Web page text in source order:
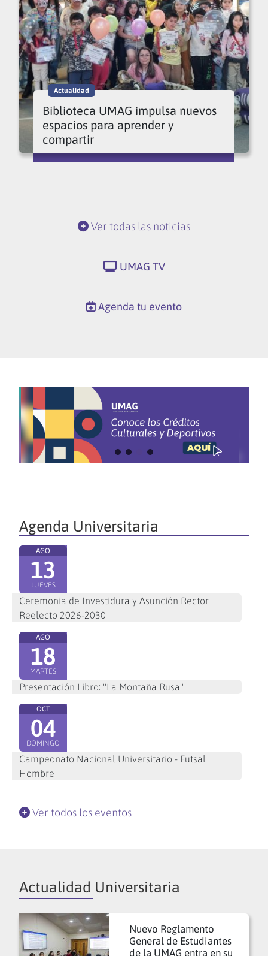
Actualidad
Biblioteca UMAG impulsa nuevos
espacios para aprender y
compartir
Ver todas las noticias
UMAG TV
Agenda tu evento
Agenda Universitaria
AGO
13
JUEVES
Ceremonia de Investidura y Asunción Rector
Reelecto 2026-2030
AGO
18
MARTES
Presentación Libro: "La Montaña Rusa"
OCT
04
DOMINGO
Campeonato Nacional Universitario - Futsal
Hombre
Ver todos los eventos
Actualidad Universitaria
Nuevo Reglamento
General de Estudiantes
de la UMAG entra en su